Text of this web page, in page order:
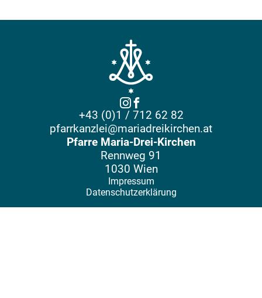
+43 (0)1 / 712 62 82
pfarrkanzlei@mariadreikirchen.at
Pfarre Maria-Drei-Kirchen
Rennweg 91
1030 Wien
Impressum
Datenschutzerklärung